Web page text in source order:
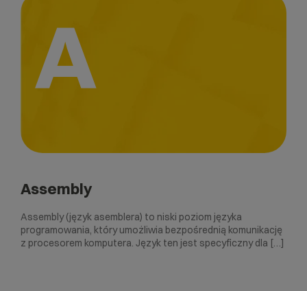
A
Assembly
Assembly (język asemblera) to niski poziom języka
programowania, który umożliwia bezpośrednią komunikację
z procesorem komputera. Język ten jest specyficzny dla […]